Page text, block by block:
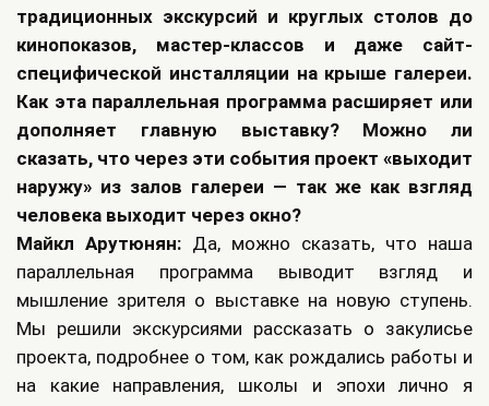
традиционных экскурсий и круглых столов до
кинопоказов, мастер-классов и даже сайт-
специфической инсталляции на крыше галереи.
Как эта параллельная программа расширяет или
дополняет главную выставку? Можно ли
сказать, что через эти события проект «выходит
наружу» из залов галереи — так же как взгляд
человека выходит через окно?
Майкл Арутюнян: Да, можно сказать, что наша
параллельная программа выводит взгляд и
мышление зрителя о выставке на новую ступень.
Мы решили экскурсиями рассказать о закулисье
проекта, подробнее о том, как рождались работы и
на какие направления, школы и эпохи лично я